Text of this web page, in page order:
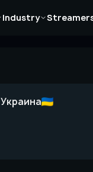
Industry
Статьи
Статьи
Украина